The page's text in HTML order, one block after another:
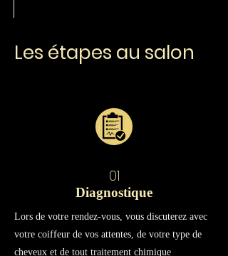
Les étapes au salon
01
Diagnostique
Lors de votre rendez-vous, vous discuterez avec
votre coiffeur de vos attentes, de votre type de
cheveux et de tout traitement chimique